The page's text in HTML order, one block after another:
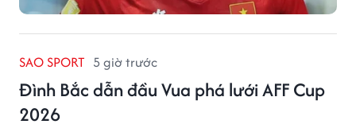
SAO SPORT 5 giờ trước
Đình Bắc dẫn đầu Vua phá lưới AFF Cup
2026